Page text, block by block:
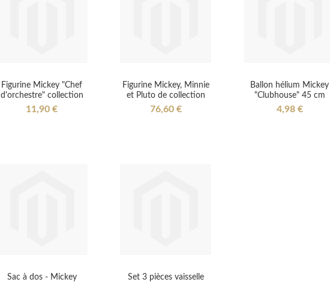
Figurine Mickey "Chef
d'orchestre" collection
11,90 €
Figurine Mickey, Minnie
et Pluto de collection
76,60 €
Ballon hélium Mickey
"Clubhouse" 45 cm
4,98 €
Sac à dos - Mickey
Set 3 pièces vaisselle